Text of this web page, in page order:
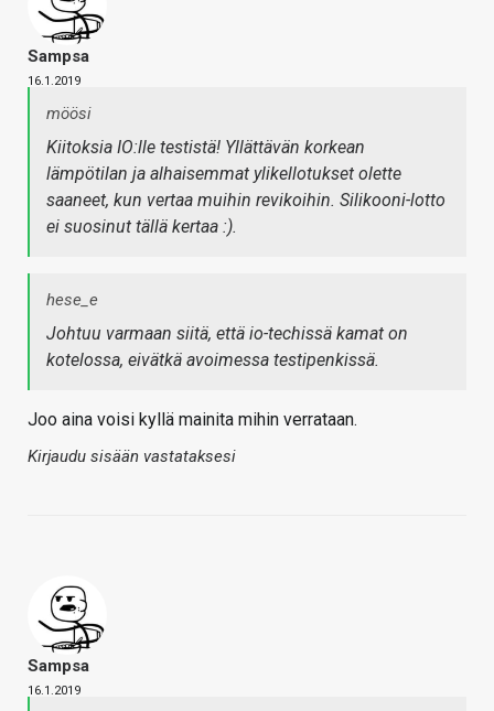
Sampsa
16.1.2019
möösi
Kiitoksia IO:lle testistä! Yllättävän korkean
lämpötilan ja alhaisemmat ylikellotukset olette
saaneet, kun vertaa muihin revikoihin. Silikooni-lotto
ei suosinut tällä kertaa :).
hese_e
Johtuu varmaan siitä, että io-techissä kamat on
kotelossa, eivätkä avoimessa testipenkissä.
Joo aina voisi kyllä mainita mihin verrataan.
Kirjaudu sisään vastataksesi
Sampsa
16.1.2019